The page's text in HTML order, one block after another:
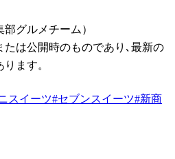
グルメチーム）
は公開時のものであり､最新の
ます。
スイーツ#セブンスイーツ#新商